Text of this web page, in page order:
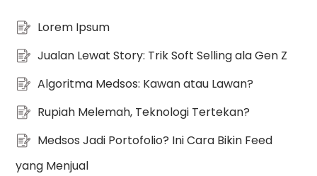
Lorem Ipsum
Jualan Lewat Story: Trik Soft Selling ala Gen Z
Algoritma Medsos: Kawan atau Lawan?
Rupiah Melemah, Teknologi Tertekan?
Medsos Jadi Portofolio? Ini Cara Bikin Feed
yang Menjual